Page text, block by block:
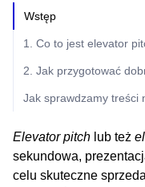
Wstęp
1. Co to jest elevator
2. Jak przygotować
Jak sprawdzamy treści
Elevator pitch lub też
sekundowa,
celu skuteczne